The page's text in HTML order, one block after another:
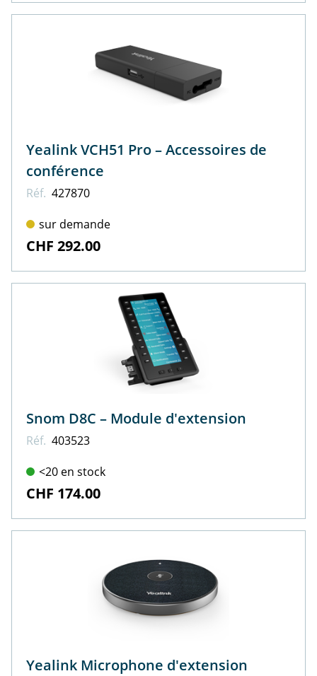
Yealink VCH51 Pro – Accessoires de
conférence
Réf. 427870
sur demande
CHF 292.00
Snom D8C – Module d'extension
Réf. 403523
<20 en stock
CHF 174.00
Yealink Microphone d'extension